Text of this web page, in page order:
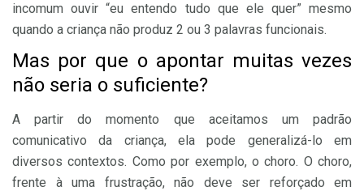
incomum ouvir “eu entendo tudo que ele quer” mesmo
quando a criança não produz 2 ou 3 palavras funcionais.
Mas por que o apontar muitas vezes
não seria o suficiente?
A partir do momento que aceitamos um padrão
comunicativo da criança, ela pode generalizá-lo em
diversos contextos. Como por exemplo, o choro. O choro,
frente à uma frustração, não deve ser reforçado em